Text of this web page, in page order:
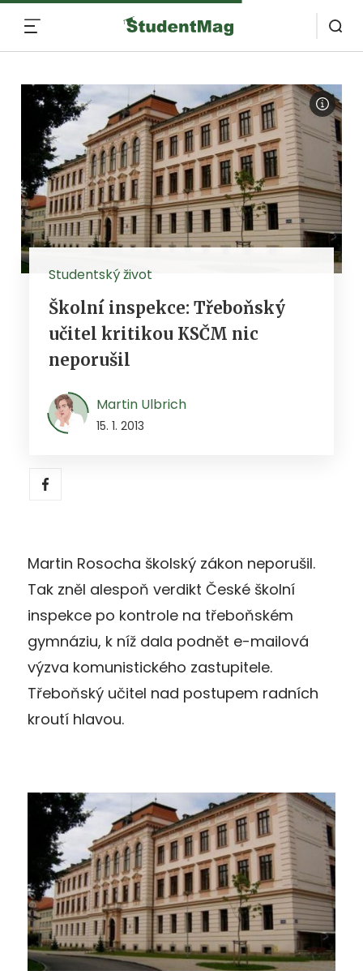
Studentský život
Školní inspekce: Třeboňský
učitel kritikou KSČM nic
neporušil
Martin Ulbrich
15. 1. 2013
Martin Rosocha školský zákon neporušil.
Tak zněl alespoň verdikt České školní
inspekce po kontrole na třeboňském
gymnáziu, k níž dala podnět e-mailová
výzva komunistického zastupitele.
Třeboňský učitel nad postupem radních
kroutí hlavou.